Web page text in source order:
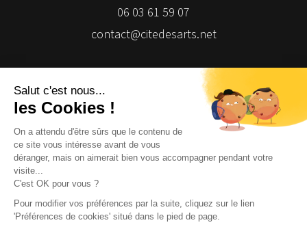
06 03 61 59 07
contact@citedesarts.net